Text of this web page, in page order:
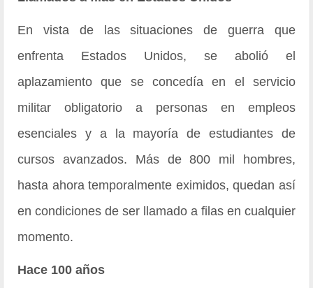
En vista de las situaciones de guerra que
enfrenta Estados Unidos, se abolió el
aplazamiento que se concedía en el servicio
militar obligatorio a personas en empleos
esenciales y a la mayoría de estudiantes de
cursos avanzados. Más de 800 mil hombres,
hasta ahora temporalmente eximidos, quedan así
en condiciones de ser llamado a filas en cualquier
momento.
Hace 100 años